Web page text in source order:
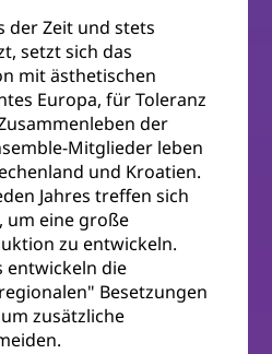
der Zeit und stets
setzt sich das
mit ästhetischen
Europa, für Toleranz
der
Mitglieder leben
und Kroatien.
Jahres treffen sich
um eine große
zu entwickeln.
entwickeln die
Besetzungen
zusätzliche